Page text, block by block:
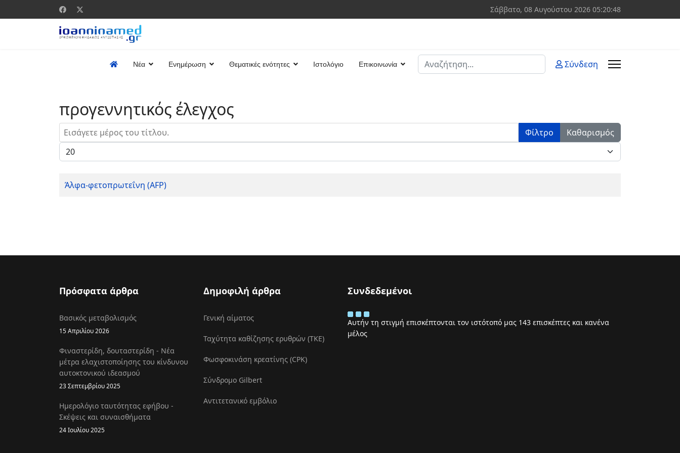
Σάββατο, 08 Αυγούστου 2026 05:20:48
Νέα Ενημέρωση Θεματικές ενότητες Ιστολόγιο Επικοινωνία
Αναζήτηση
Σύνδεση
προγεννητικός έλεγχος
Εισάγετε μέρος του τίτλου. Φίλτρο
Καθαρισμός
Εμφάνιση #
Άλφα-φετοπρωτεΐνη (AFP)
Πρόσφατα άρθρα
Βασικός μεταβολισμός
15 Απριλίου 2026
Φιναστερίδη, δουταστερίδη - Νέα
μέτρα ελαχιστοποίησης του κίνδυνου
αυτοκτονικού ιδεασμού
23 Σεπτεμβρίου 2025
Ημερολόγιο ταυτότητας εφήβου -
Σκέψεις και συναισθήματα
24 Ιουλίου 2025
Δημοφιλή άρθρα
Γενική αίματος
Ταχύτητα καθίζησης ερυθρών (ΤΚΕ)
Φωσφοκινάση κρεατίνης (CPK)
Σύνδρομο Gilbert
Αντιτετανικό εμβόλιο
Συνδεδεμένοι
Αυτήν τη στιγμή επισκέπτονται τον ιστότοπό μας 143 επισκέπτες και κανένα
μέλος